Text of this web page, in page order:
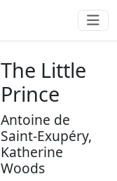
The Little
Prince
Antoine de
Saint-Exupéry,
Katherine
Woods